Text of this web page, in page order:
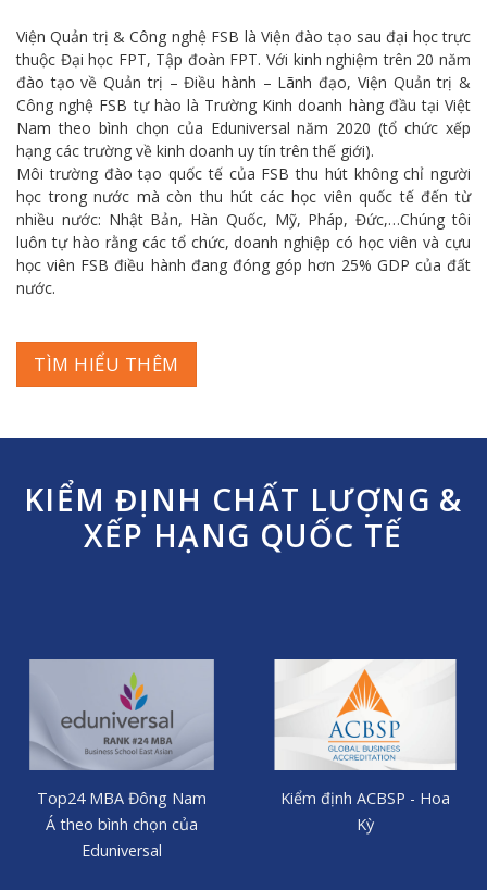
Viện Quản trị & Công nghệ FSB là Viện đào tạo sau đại học trực
thuộc Đại học FPT, Tập đoàn FPT. Với kinh nghiệm trên 20 năm
đào tạo về Quản trị – Điều hành – Lãnh đạo, Viện Quản trị &
Công nghệ FSB tự hào là Trường Kinh doanh hàng đầu tại Việt
Nam theo bình chọn của Eduniversal năm 2020 (tổ chức xếp
hạng các trường về kinh doanh uy tín trên thế giới).
Môi trường đào tạo quốc tế của FSB thu hút không chỉ người
học trong nước mà còn thu hút các học viên quốc tế đến từ
nhiều nước: Nhật Bản, Hàn Quốc, Mỹ, Pháp, Đức,…Chúng tôi
luôn tự hào rằng các tổ chức, doanh nghiệp có học viên và cựu
học viên FSB điều hành đang đóng góp hơn 25% GDP của đất
nước.
TÌM HIỂU THÊM
KIỂM ĐỊNH CHẤT LƯỢNG &
XẾP HẠNG QUỐC TẾ
Top24 MBA Đông Nam
Á theo bình chọn của
Eduniversal
Kiểm định ACBSP - Hoa
Kỳ